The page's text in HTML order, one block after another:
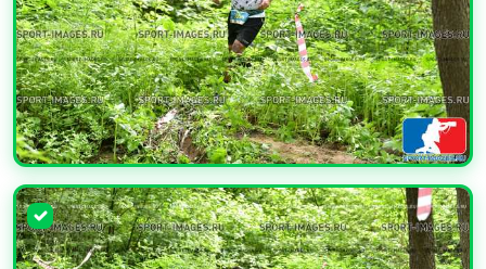
УВЕЛИЧИТЬ